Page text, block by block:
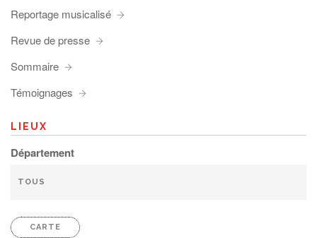
Reportage musicalisé
Revue de presse
Sommaire
Témoignages
LIEUX
Département
CARTE